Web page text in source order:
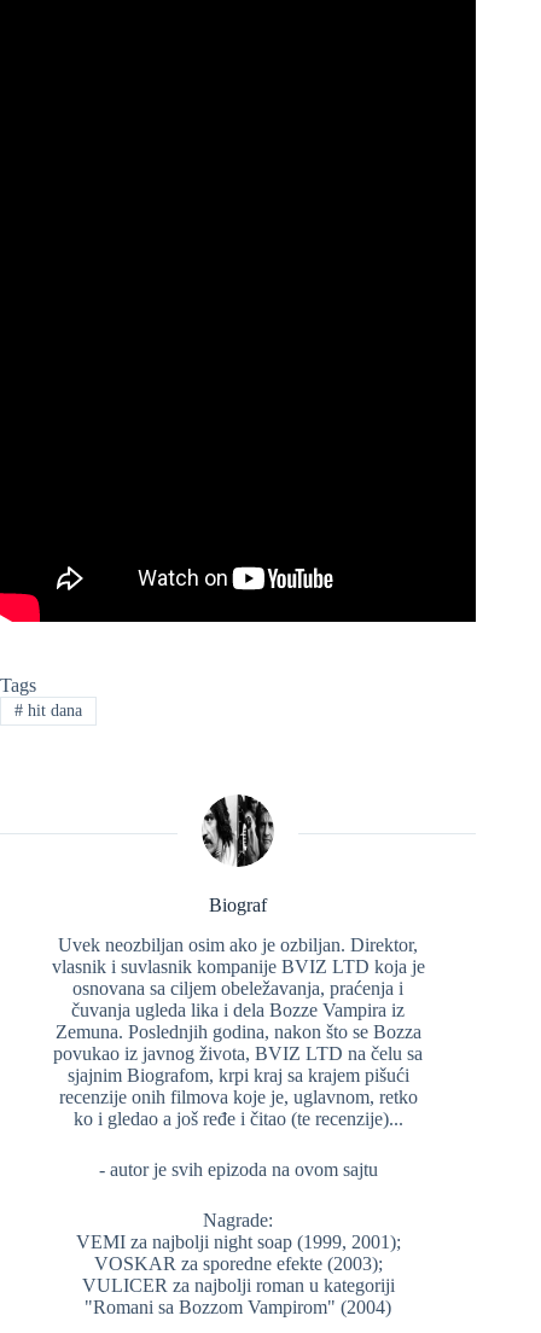
Tags
#hit dana
Biograf
Uvek neozbiljan osim ako je ozbiljan. Direktor,
vlasnik i suvlasnik kompanije BVIZ LTD koja je
osnovana sa ciljem obeležavanja, praćenja i
čuvanja ugleda lika i dela Bozze Vampira iz
Zemuna. Poslednjih godina, nakon što se Bozza
povukao iz javnog života, BVIZ LTD na čelu sa
sjajnim Biografom, krpi kraj sa krajem pišući
recenzije onih filmova koje je, uglavnom, retko
ko i gledao a još ređe i čitao (te recenzije)...
- autor je svih epizoda na ovom sajtu
Nagrade:
VEMI za najbolji night soap (1999, 2001);
VOSKAR za sporedne efekte (2003);
VULICER za najbolji roman u kategoriji
"Romani sa Bozzom Vampirom" (2004)